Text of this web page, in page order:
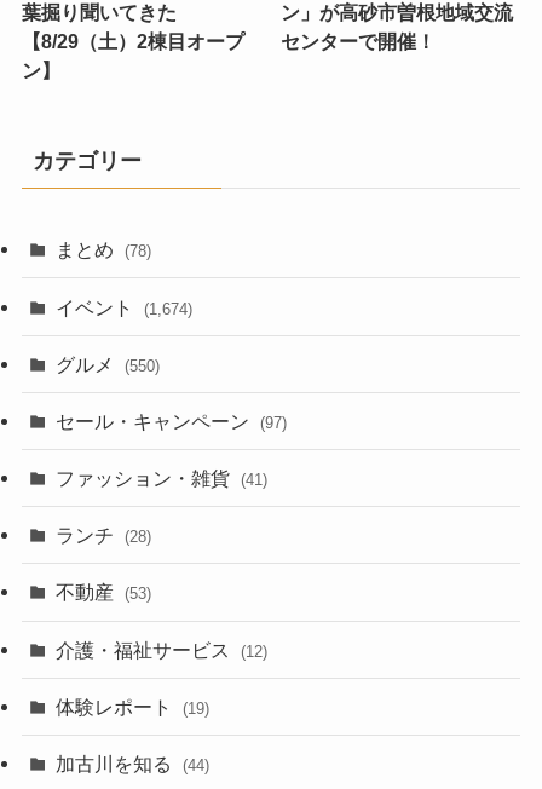
葉掘り聞いてきた
【8/29（土）2棟目オープ
ン】
ン」が高砂市曽根地域交流
センターで開催！
カテゴリー
まとめ (78)
イベント (1,674)
グルメ (550)
セール・キャンペーン (97)
ファッション・雑貨 (41)
ランチ (28)
不動産 (53)
介護・福祉サービス (12)
体験レポート (19)
加古川を知る (44)